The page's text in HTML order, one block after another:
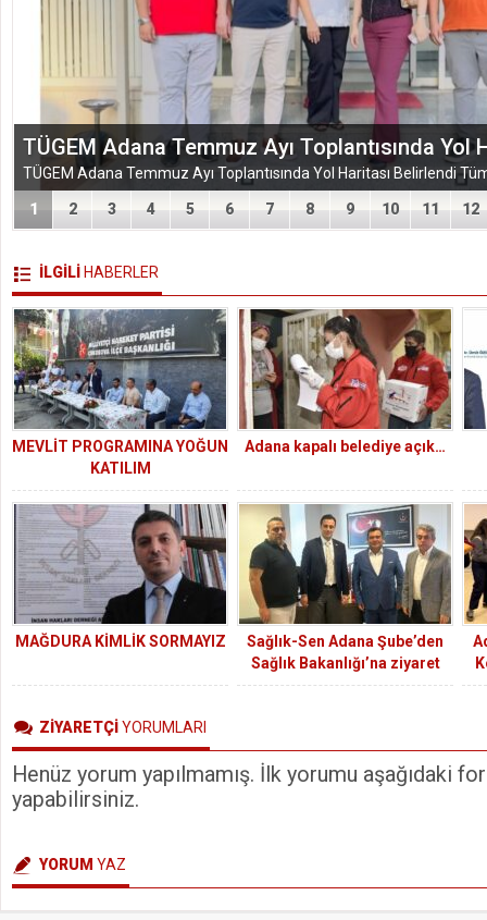
TÜGEM Adana Temmuz Ayı Toplantısında Yol
1 2 3 4 5 6 7 8 9 10 11 12
İLGİLİ HABERLER
MEVLİT PROGRAMINA YOĞUN
KATILIM
Adana kapalı belediye açık…
MAĞDURA KİMLİK SORMAYIZ
Sağlık-Sen Adana Şube’den
Sağlık Bakanlığı’na ziyaret
ZİYARETÇİYORUMLARI
Henüz yorum yapılmamış. İlk yorumu aşağıdaki
yapabilirsiniz.
YORUM YAZ